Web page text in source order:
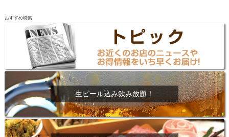
おすすめ特集
生ビール込み飲み放題！